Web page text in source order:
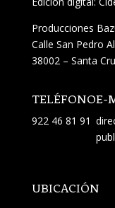
Producciones
Calle San Pedro
38002 – Santa
TELÉFONO
922 46 81 91
E-
UBICACIÓN